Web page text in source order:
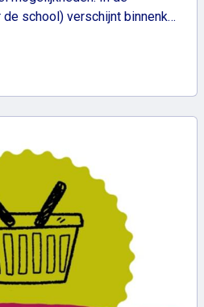
school) verschijnt binnenk…
het nieuwe speelpleintje eruitzien?